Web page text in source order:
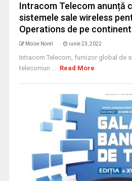
Intracom Telecom anunță
sistemele sale wireless
Operations de pe
Moise Norel iunie 23, 2022
Intracom Telecom, furnizor global de
telecomun ... Read More